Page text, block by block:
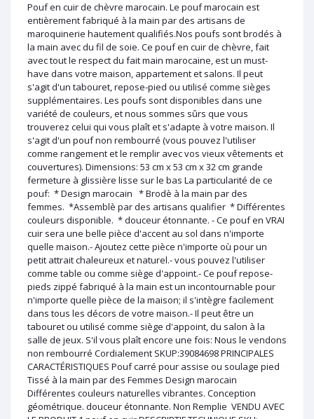
Pouf en cuir de chèvre marocain. Le pouf marocain est
entièrement fabriqué à la main par des artisans de
maroquinerie hautement qualifiés.Nos poufs sont brodés à
la main avec du fil de soie. Ce pouf en cuir de chèvre, fait
avec tout le respect du fait main marocaine, est un must-
have dans votre maison, appartement et salons. Il peut
s'agit d'un tabouret, repose-pied ou utilisé comme sièges
supplémentaires. Les poufs sont disponibles dans une
variété de couleurs, et nous sommes sûrs que vous
trouverez celui qui vous plaît et s'adapte à votre maison. Il
s'agit d'un pouf non rembourré (vous pouvez l'utiliser
comme rangement et le remplir avec vos vieux vêtements et
couvertures). Dimensions: 53 cm x 53 cm x 32 cm grande
fermeture à glissière lisse sur le bas La particularité de ce
pouf: * Design marocain * Brodè à la main par des
femmes. *Assemblè par des artisans qualifier * Différentes
couleurs disponible. * douceur étonnante. - Ce pouf en VRAI
cuir sera une belle pièce d'accent au sol dans n'importe
quelle maison.- Ajoutez cette pièce n'importe où pour un
petit attrait chaleureux et naturel.- vous pouvez l'utiliser
comme table ou comme siège d'appoint.- Ce pouf repose-
pieds zippé fabriqué à la main est un incontournable pour
n'importe quelle pièce de la maison; il s'intègre facilement
dans tous les décors de votre maison.- Il peut être un
tabouret ou utilisé comme siège d'appoint, du salon à la
salle de jeux. S'il vous plaît encore une fois: Nous le vendons
non rembourré Cordialement SKUP:39084698 PRINCIPALES
CARACTÉRISTIQUES Pouf carré pour assise ou soulage pied
Tissé à la main par des Femmes Design marocain
Différentes couleurs naturelles vibrantes. Conception
géométrique. douceur étonnante. Non Remplie VENDU AVEC